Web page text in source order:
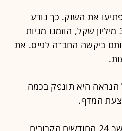
את השוק. כך נודע
ל"גלובס". בהנפקת בחברה, שנסחרה בבוקר בשווי של 30 מיליון שקל, הוזמנו מניות
20 מיליון שקל, לעומת 6.5 מיליון אותם ביקשה החברה לגייס. את
היא תונפק בכמה
לכל מניה צורפו גם שתי אופציות למימוש ב-2.5 שקל למשך 24 החודשים הקרובים,